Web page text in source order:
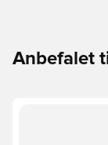
Anbefalet